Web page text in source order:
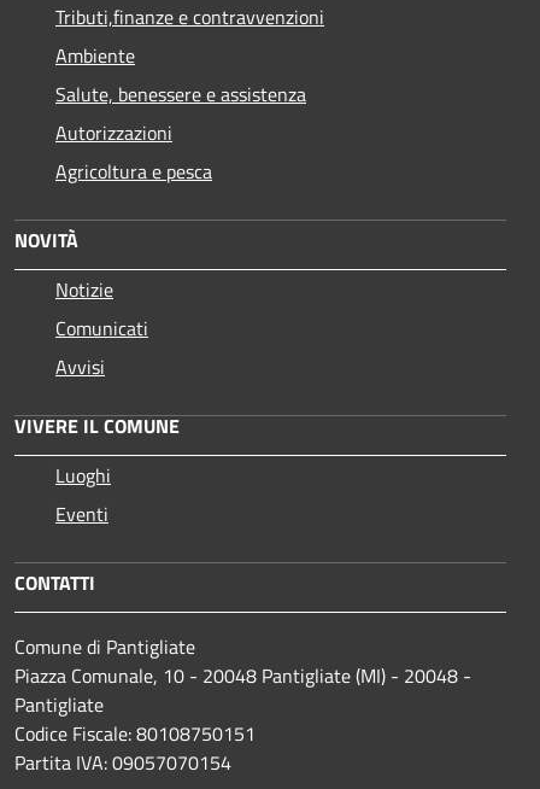
Tributi,finanze e contravvenzioni
Ambiente
Salute, benessere e assistenza
Autorizzazioni
Agricoltura e pesca
NOVITÀ
Notizie
Comunicati
Avvisi
VIVERE IL COMUNE
Luoghi
Eventi
CONTATTI
Comune di Pantigliate
Piazza Comunale, 10 - 20048 Pantigliate (MI) - 20048 -
Pantigliate
Codice Fiscale: 80108750151
Partita IVA: 09057070154